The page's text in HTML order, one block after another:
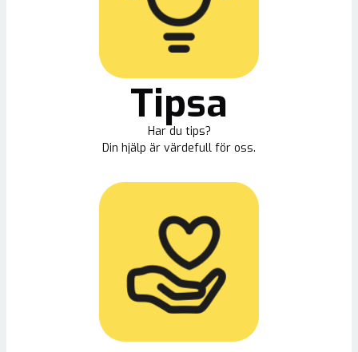
Tipsa
Har du tips?
Din hjälp är värdefull för oss.